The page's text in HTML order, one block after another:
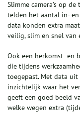
Slimme camera’s op
telden het aantal in-
data konden extra
veilig, slim en snel
Ook een herkomst- en
die tijdens
toegepast. Met data
inzichtelijk waar het
geeft een goed beeld
welke wegen extra